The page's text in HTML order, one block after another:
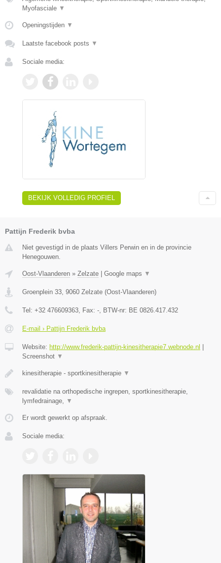
Myofasciale ▼
Openingstijden ▼
Laatste facebook posts ▼
Sociale media:
BEKIJK VOLLEDIG PROFIEL
Pattijn Frederik bvba
Niet gevestigd in de plaats Villers Perwin en in de provincie
Henegouwen.
Oost-Vlaanderen » Zelzate Google maps ▼
Groenplein 33, 9060 Zelzate (Oost-Vlaanderen)
Tel: +32 476609363, Fax: -, BTW-nr: BE 0826.417.432
E-mail › Pattijn Frederik bvba
Website: http://www.frederik-pattijn-kinesitherapie7.webnode.nl
Screenshot ▼
kinesitherapie - sportkinesitherapie ▼
revalidatie na orthopedische ingrepen, sportkinesitherapie,
lymfedrainage, ▼
Er wordt gewerkt op afspraak.
Sociale media: